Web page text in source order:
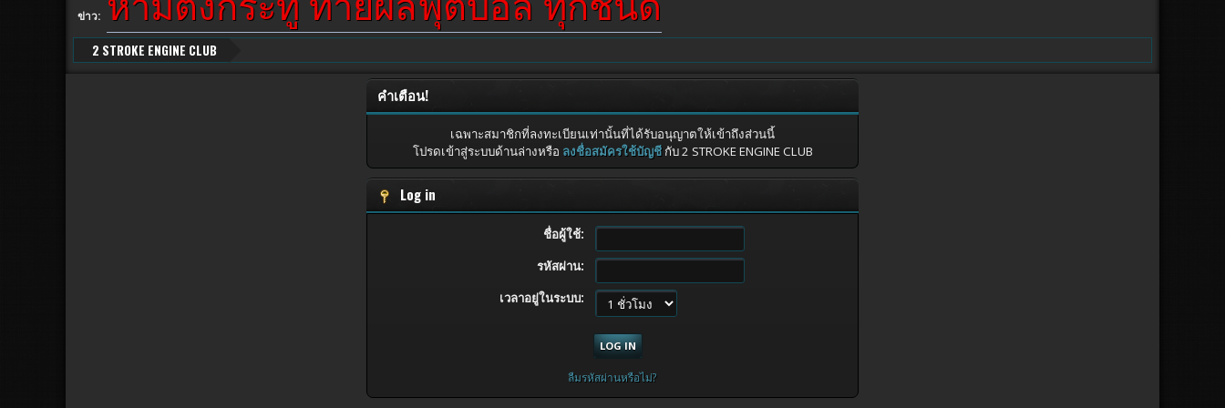
ข่าว:
2 STROKE ENGINE CLUB
คำเตือน!
เฉพาะสมาชิกที่ลงทะเบียนเท่านั้นที่ได้รับอนุญาตให้เข้าถึงส่วนนี้
โปรดเข้าสู่ระบบด้านล่างหรือ ลงชื่อสมัครใช้บัญชีกับ 2 STROKE ENGINE CLUB
Log in
ชื่อผู้ใช้:
รหัสผ่าน:
เวลาอยู่ในระบบ:
ลืมรหัสผ่านหรือไม่?